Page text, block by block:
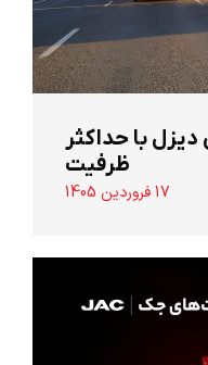
با حداکثر
ظرفیت
17 فروردین 1405